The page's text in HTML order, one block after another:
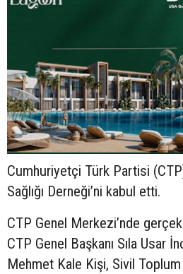
Cumhuriyetçi Türk Partisi
Sağlığı Derneği’ni kabul etti.
CTP Genel Merkezi’nde
CTP Genel Başkanı Sıla Usar
Mehmet Kale Kişi, Sivil